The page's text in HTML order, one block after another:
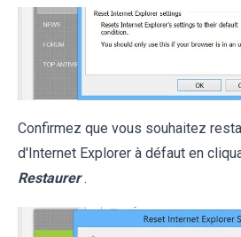
Confirmez que vous souhaitez
d'Internet Explorer à défaut en
Restaurer .